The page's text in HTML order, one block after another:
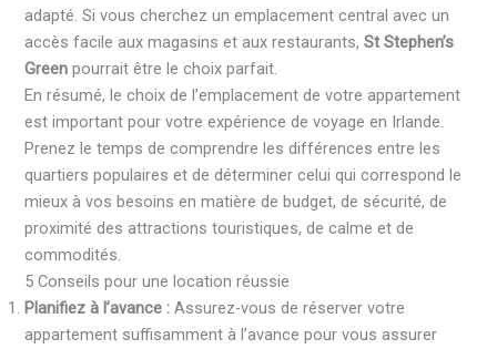
adapté. Si vous cherchez un emplacement central avec un
accès facile aux magasins et aux restaurants,St Stephen’s
Green pourrait être le choix parfait.
En résumé, le choix de l’emplacement de votre appartement
est important pour votre expérience de voyage en Irlande.
Prenez le temps de comprendre les différences entre les
quartiers populaires et de déterminer celui qui correspond le
mieux à vos besoins en matière de budget, de sécurité, de
proximité des attractions touristiques, de calme et de
commodités.
5 Conseils pour une location réussie
Planifiez à l’avance : Assurez-vous de réserver votre
appartement suffisamment à l’avance pour vous assurer